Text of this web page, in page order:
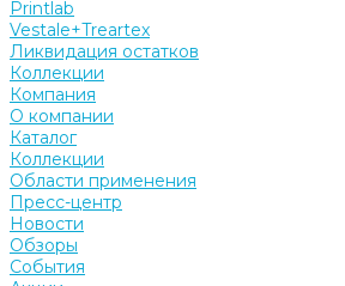
Printlab
Vestale+Treartex
Ликвидация остатков
Коллекции
Компания
О компании
Каталог
Коллекции
Области применения
Пресс-центр
Новости
Обзоры
События